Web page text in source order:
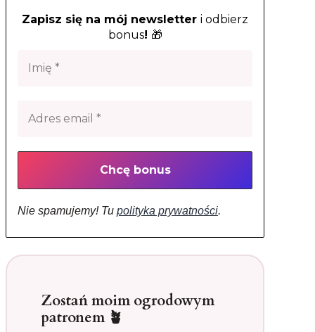
Zapisz się na mój newsletter i odbierz
bonus! 🎁
Nie spamujemy! Tu polityka prywatności.
Zostań moim ogrodowym
patronem 🪴